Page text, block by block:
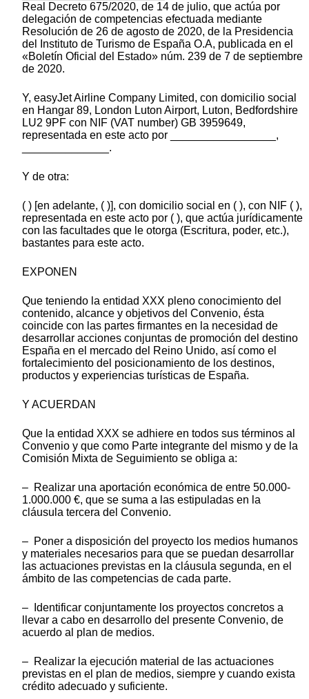
Real Decreto 675/2020, de 14 de julio, que actúa por
delegación de competencias efectuada mediante
Resolución de 26 de agosto de 2020, de la Presidencia
del Instituto de Turismo de España O.A, publicada en el
«Boletín Oficial del Estado» núm. 239 de 7 de septiembre
de 2020.
Y, easyJet Airline Company Limited, con domicilio social
en Hangar 89, London Luton Airport, Luton, Bedfordshire
LU2 9PF con NIF (VAT number) GB 3959649,
representada en este acto por _________________,
______________.
Y de otra:
( ) [en adelante, ( )], con domicilio social en ( ), con NIF ( ),
representada en este acto por ( ), que actúa jurídicamente
con las facultades que le otorga (Escritura, poder, etc.),
bastantes para este acto.
EXPONEN
Que teniendo la entidad XXX pleno conocimiento del
contenido, alcance y objetivos del Convenio, ésta
coincide con las partes firmantes en la necesidad de
desarrollar acciones conjuntas de promoción del destino
España en el mercado del Reino Unido, así como el
fortalecimiento del posicionamiento de los destinos,
productos y experiencias turísticas de España.
Y ACUERDAN
Que la entidad XXX se adhiere en todos sus términos al
Convenio y que como Parte integrante del mismo y de la
Comisión Mixta de Seguimiento se obliga a:
– Realizar una aportación económica de entre 50.000-
1.000.000 €, que se suma a las estipuladas en la
cláusula tercera del Convenio.
– Poner a disposición del proyecto los medios humanos
y materiales necesarios para que se puedan desarrollar
las actuaciones previstas en la cláusula segunda, en el
ámbito de las competencias de cada parte.
– Identificar conjuntamente los proyectos concretos a
llevar a cabo en desarrollo del presente Convenio, de
acuerdo al plan de medios.
– Realizar la ejecución material de las actuaciones
previstas en el plan de medios, siempre y cuando exista
crédito adecuado y suficiente.